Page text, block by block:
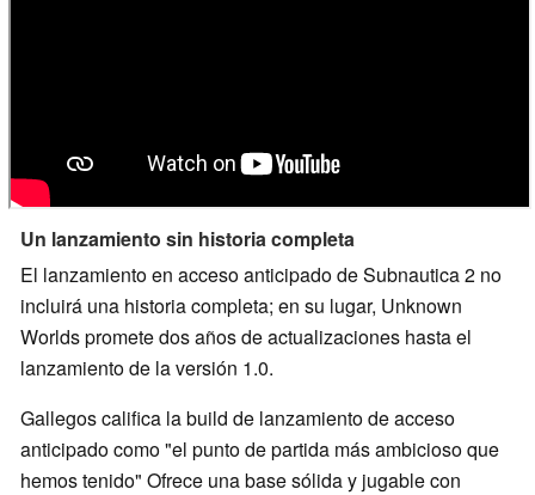
Un lanzamiento sin historia completa
El lanzamiento en acceso anticipado de Subnautica 2 no
incluirá una historia completa; en su lugar, Unknown
Worlds promete dos años de actualizaciones hasta el
lanzamiento de la versión 1.0.
Gallegos califica la build de lanzamiento de acceso
anticipado como "el punto de partida más ambicioso que
hemos tenido" Ofrece una base sólida y jugable con